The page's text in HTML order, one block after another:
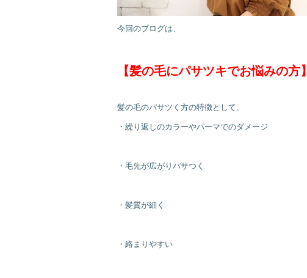
今回のブログは、
【髪の毛にパサツキでお悩みの方】
髪の毛のパサツく方の特徴として、
・繰り返しのカラーやパーマでのダメージ
・毛先が広がりパサつく
・髪質が細く
・絡まりやすい